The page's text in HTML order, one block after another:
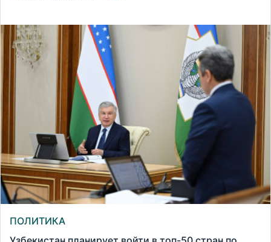
ПОЛИТИКА